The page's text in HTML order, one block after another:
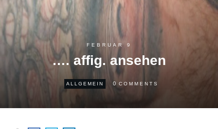
FEBRUAR 9
…. affig. ansehen
ALLGEMEIN 0 COMMENTS